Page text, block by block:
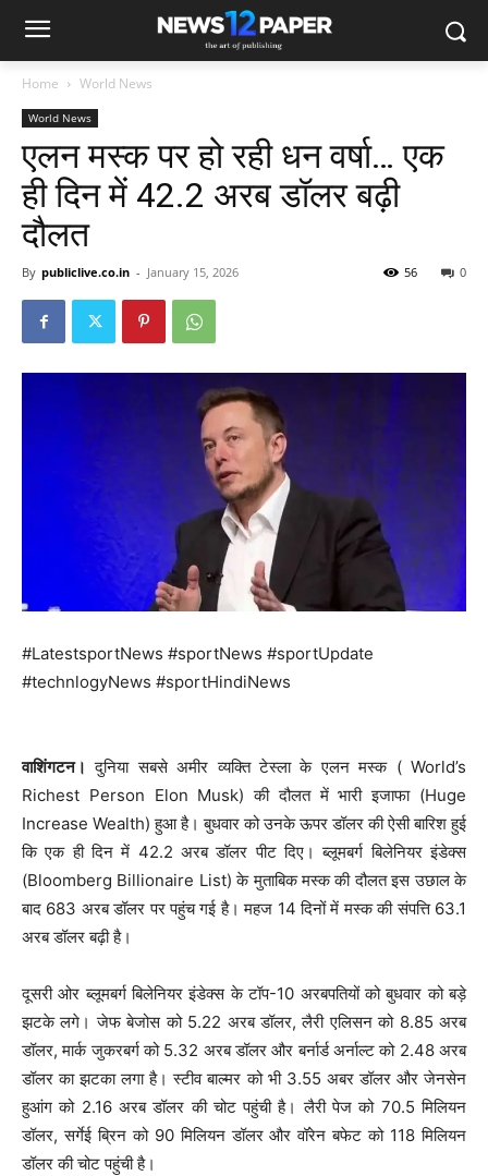
Home World News
World News
एलन मस्क पर हो रही धन वर्षा… एक
ही दिन में 42.2 अरब डॉलर बढ़ी
दौलत
By publiclive.co.in - January 15, 2026 0
56
#LatestsportNews #sportNews #sportUpdate
#technlogyNews #sportHindiNews
वाशिंगटन। दुनिया सबसे अमीर व्यक्ति टेस्ला के एलन मस्क ( World’s
Richest Person Elon Musk) की दौलत में भारी इजाफा (Huge
Increase Wealth) हुआ है। बुधवार को उनके ऊपर डॉलर की ऐसी बारिश हुई
कि एक ही दिन में 42.2 अरब डॉलर पीट दिए। ब्लूमबर्ग बिलेनियर इंडेक्स
(Bloomberg Billionaire List) के मुताबिक मस्क की दौलत इस उछाल के
बाद 683 अरब डॉलर पर पहुंच गई है। महज 14 दिनों में मस्क की संपत्ति 63.1
अरब डॉलर बढ़ी है।
दूसरी ओर ब्लूमबर्ग बिलेनियर इंडेक्स के टॉप-10 अरबपतियों को बुधवार को बड़े
झटके लगे। जेफ बेजोस को 5.22 अरब डॉलर, लैरी एलिसन को 8.85 अरब
डॉलर, मार्क जुकरबर्ग को 5.32 अरब डॉलर और बर्नार्ड अर्नाल्ट को 2.48 अरब
डॉलर का झटका लगा है। स्टीव बाल्मर को भी 3.55 अबर डॉलर और जेनसेन
हुआंग को 2.16 अरब डॉलर की चोट पहुंची है। लैरी पेज को 70.5 मिलियन
डॉलर, सर्गेई ब्रिन को 90 मिलियन डॉलर और वॉरेन बफेट को 118 मिलियन
डॉलर की चोट पहुंची है।